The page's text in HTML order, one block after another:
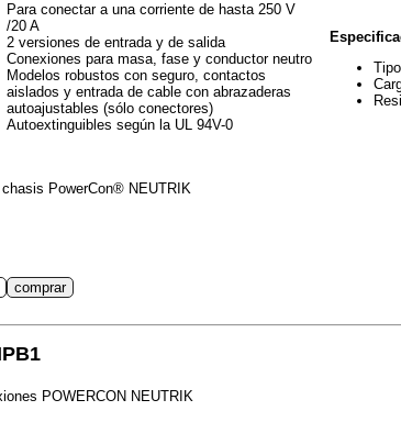
Para conectar a una corriente de hasta 250 V
/20 A
2 versiones de entrada y de salida
Conexiones para masa, fase y conductor neutro
Modelos robustos con seguro, contactos
aislados y entrada de cable con abrazaderas
autoajustables (sólo conectores)
Autoextinguibles según la UL 94V-0
chasis PowerCon® NEUTRIK
POWERCON NEUTRIK